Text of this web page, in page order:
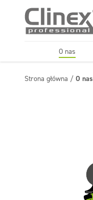
O nas
Horeca
Strona główna / O nas